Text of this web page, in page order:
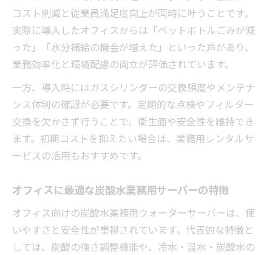
コスト削減と従業員満足度向上が同時に叶うことです。
実際に導入したオフィスからは「ペットボトルごみが減
った」「水分補給の機会が増えた」といった声があり、
業務効率化と環境配慮の両立が評価されています。
一方、導入時にはガスシリンダーの交換頻度やメンテナ
ンス体制の確認が必要です。定期的な点検やフィルター
交換を欠かさず行うことで、衛生面や安全性を維持でき
ます。初期コストを抑えたい場合は、業務用レンタルサ
ービスの活用もおすすめです。
オフィスに最適な炭酸水業務用サーバーの特徴
オフィス向けの炭酸水業務用ウォーターサーバーは、使
いやすさと安全性が重視されています。代表的な特徴と
しては、炭酸の強さ調整機能や、冷水・温水・炭酸水の